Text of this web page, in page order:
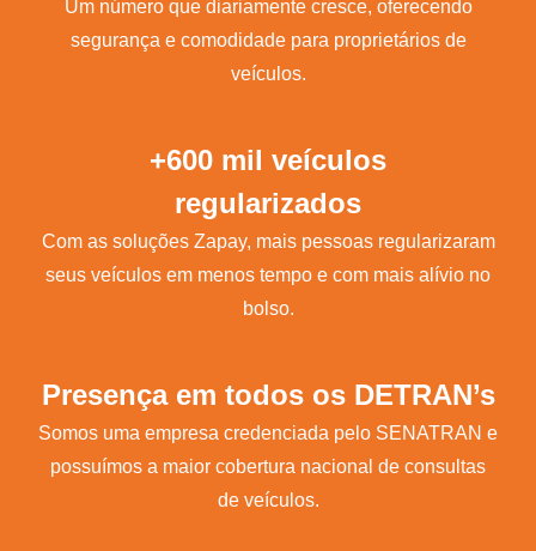
Um número que diariamente cresce, oferecendo
segurança e comodidade para proprietários de
veículos.
+600 mil veículos
regularizados
Com as soluções Zapay, mais pessoas regularizaram
seus veículos em menos tempo e com mais alívio no
bolso.
Presença em todos os DETRAN’s
Somos uma empresa credenciada pelo SENATRAN e
possuímos a maior cobertura nacional de consultas
de veículos.